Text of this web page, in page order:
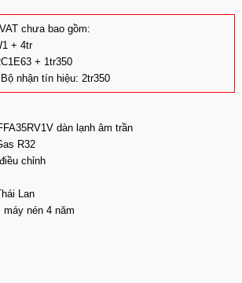
chưa bao gồm:
+ 4tr
+ 1tr350
nhận tín hiệu: 2tr350
dàn lạnh âm trần
R32
chỉnh
Lan
máy nén 4 năm